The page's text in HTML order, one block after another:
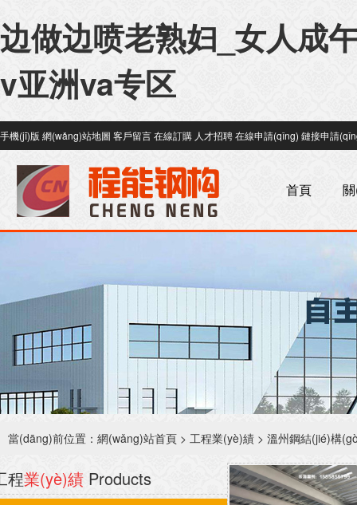
边做边喷老熟妇_女人成
v亚洲va专区
手機(jī)版 網(wǎng)站地圖 客戶留言在線訂購 人才招聘在線申請(qǐng) 鏈接申請
首頁
當(dāng)前位置： 網(wǎng)站首頁 > 工程業(yè)績 > 溫州鋼結(jié)構
程業(yè)績 Products